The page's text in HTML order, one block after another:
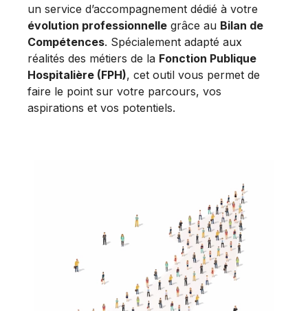
un service d’accompagnement dédié à votre
évolution professionnelle grâce au Bilan de
Compétences. Spécialement adapté aux
réalités des métiers de la Fonction Publique
Hospitalière (FPH), cet outil vous permet de
faire le point sur votre parcours, vos
aspirations et vos potentiels.